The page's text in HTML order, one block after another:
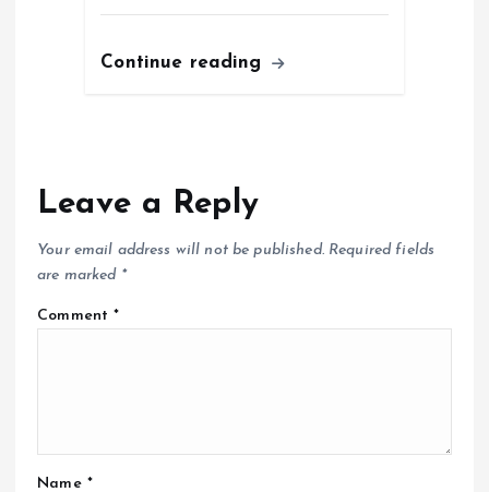
Continue reading
Leave a Reply
Your email address will not be published. Required fields
are marked *
Comment*
Name *